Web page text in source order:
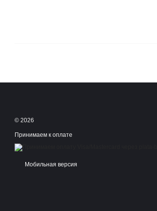
© 2026
Принимаем к оплате
Мобильная версия